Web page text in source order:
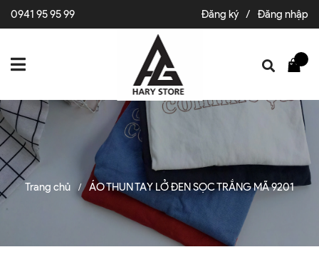
0941 95 95 99 Đăng ký / Đăng nhập
Trang chủ / ÁO THUN TAY LỞ ĐEN SỌC TRẮNG MÃ 9201